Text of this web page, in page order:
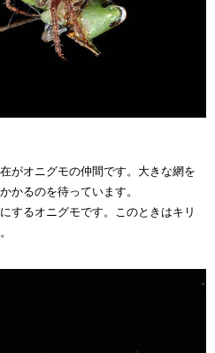
がオニグモの仲間です。大きな網を
かるのを待っています。
するオニグモです。このときはキリ